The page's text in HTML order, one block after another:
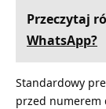
Przeczytaj
WhatsApp?
Standardowy
przed numerem